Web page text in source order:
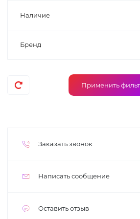
Наличие
Бренд
Заказать звонок
Написать сообщение
Оставить отзыв